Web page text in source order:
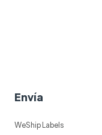
Envía
WeShip Labels